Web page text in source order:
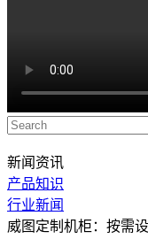
新闻资讯
产品知识
行业新闻
威图定制机柜：按需